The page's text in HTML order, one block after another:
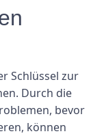
Schlüssel zur
Durch die
bevor
können